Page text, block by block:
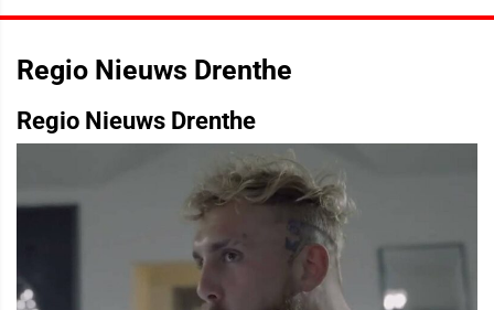
Regio Nieuws Drenthe
Regio Nieuws Drenthe